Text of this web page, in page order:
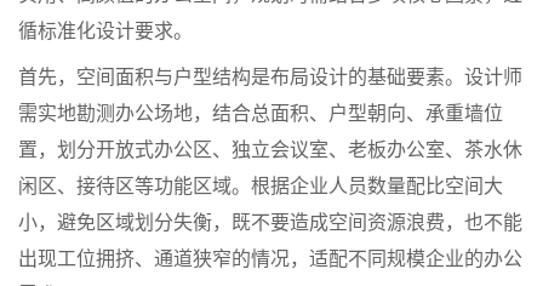
循标准化设计要求。
首先，空间面积与户型结构是布局设计的基础要素。设计师
需实地勘测办公场地，结合总面积、户型朝向、承重墙位
置，划分开放式办公区、独立会议室、老板办公室、茶水休
闲区、接待区等功能区域。根据企业人员数量配比空间大
小，避免区域划分失衡，既不要造成空间资源浪费，也不能
出现工位拥挤、通道狭窄的情况，适配不同规模企业的办公